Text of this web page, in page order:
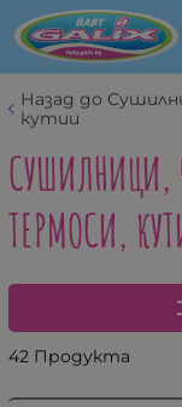
Назад до
кутии
СУШИЛНИЦИ,
ТЕРМОСИ,
42 Продукта